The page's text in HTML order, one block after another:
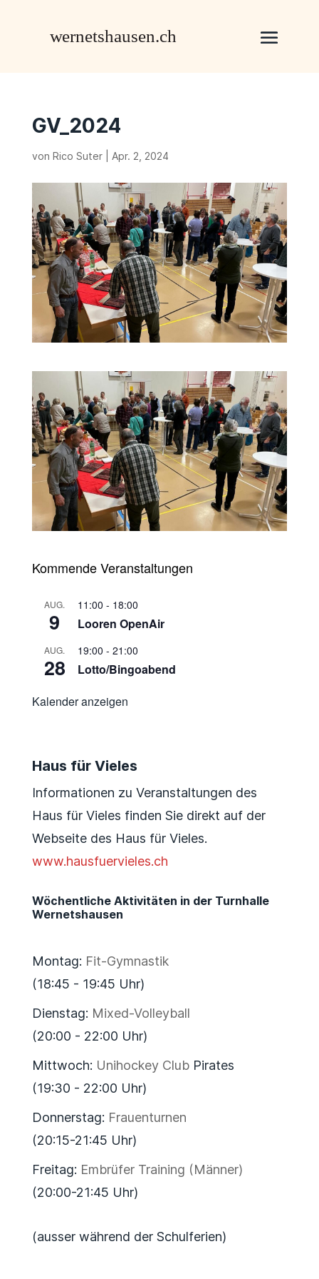
GV_2024
von Rico Suter| Apr. 2, 2024
Kommende Veranstaltungen
AUG.
9
11:00 - 18:00
Looren OpenAir
AUG.
28
19:00 - 21:00
Lotto/Bingoabend
Kalender anzeigen
Haus für Vieles
Informationen zu Veranstaltungen des
Haus für Vieles finden Sie direkt auf der
Webseite des Haus für Vieles.
www.hausfuervieles.ch
Wöchentliche Aktivitäten in der Turnhalle
Wernetshausen
Montag: Fit-Gymnastik
(18:45 - 19:45 Uhr)
Dienstag: Mixed-Volleyball
(20:00 - 22:00 Uhr)
Mittwoch: Unihockey ClubPirates
(19:30 - 22:00 Uhr)
Donnerstag: Frauenturnen
(20:15-21:45 Uhr)
Freitag: Embrüfer Training (Männer)
(20:00-21:45 Uhr)
(ausser während der Schulferien)